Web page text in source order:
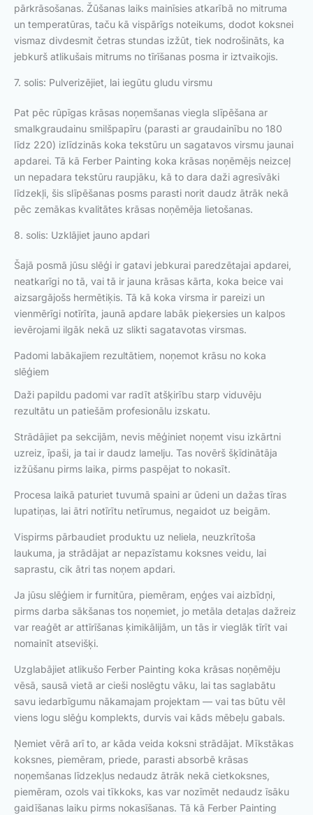
pārkrāsošanas. Žūšanas laiks mainīsies atkarībā no mitruma
un temperatūras, taču kā vispārīgs noteikums, dodot koksnei
vismaz divdesmit četras stundas izžūt, tiek nodrošināts, ka
jebkurš atlikušais mitrums no tīrīšanas posma ir iztvaikojis.
7. solis: Pulverizējiet, lai iegūtu gludu virsmu
Pat pēc rūpīgas krāsas noņemšanas viegla slīpēšana ar
smalkgraudainu smilšpapīru (parasti ar graudainību no 180
līdz 220) izlīdzinās koka tekstūru un sagatavos virsmu jaunai
apdarei. Tā kā Ferber Painting koka krāsas noņēmējs neizceļ
un nepadara tekstūru raupjāku, kā to dara daži agresīvāki
līdzekļi, šis slīpēšanas posms parasti norit daudz ātrāk nekā
pēc zemākas kvalitātes krāsas noņēmēja lietošanas.
8. solis: Uzklājiet jauno apdari
Šajā posmā jūsu slēģi ir gatavi jebkurai paredzētajai apdarei,
neatkarīgi no tā, vai tā ir jauna krāsas kārta, koka beice vai
aizsargājošs hermētiķis. Tā kā koka virsma ir pareizi un
vienmērīgi notīrīta, jaunā apdare labāk pieķersies un kalpos
ievērojami ilgāk nekā uz slikti sagatavotas virsmas.
Padomi labākajiem rezultātiem, noņemot krāsu no koka
slēģiem
Daži papildu padomi var radīt atšķirību starp viduvēju
rezultātu un patiešām profesionālu izskatu.
Strādājiet pa sekcijām, nevis mēģiniet noņemt visu izkārtni
uzreiz, īpaši, ja tai ir daudz lamelju. Tas novērš šķīdinātāja
izžūšanu pirms laika, pirms paspējat to nokasīt.
Procesa laikā paturiet tuvumā spaini ar ūdeni un dažas tīras
lupatiņas, lai ātri notīrītu netīrumus, negaidot uz beigām.
Vispirms pārbaudiet produktu uz neliela, neuzkrītoša
laukuma, ja strādājat ar nepazīstamu koksnes veidu, lai
saprastu, cik ātri tas noņem apdari.
Ja jūsu slēģiem ir furnitūra, piemēram, eņģes vai aizbīdņi,
pirms darba sākšanas tos noņemiet, jo metāla detaļas dažreiz
var reaģēt ar attīrīšanas ķimikālijām, un tās ir vieglāk tīrīt vai
nomainīt atsevišķi.
Uzglabājiet atlikušo Ferber Painting koka krāsas noņēmēju
vēsā, sausā vietā ar cieši noslēgtu vāku, lai tas saglabātu
savu iedarbīgumu nākamajam projektam — vai tas būtu vēl
viens logu slēģu komplekts, durvis vai kāds mēbeļu gabals.
Ņemiet vērā arī to, ar kāda veida koksni strādājat. Mīkstākas
koksnes, piemēram, priede, parasti absorbē krāsas
noņemšanas līdzekļus nedaudz ātrāk nekā cietkoksnes,
piemēram, ozols vai tīkkoks, kas var nozīmēt nedaudz īsāku
gaidīšanas laiku pirms nokasīšanas. Tā kā Ferber Painting